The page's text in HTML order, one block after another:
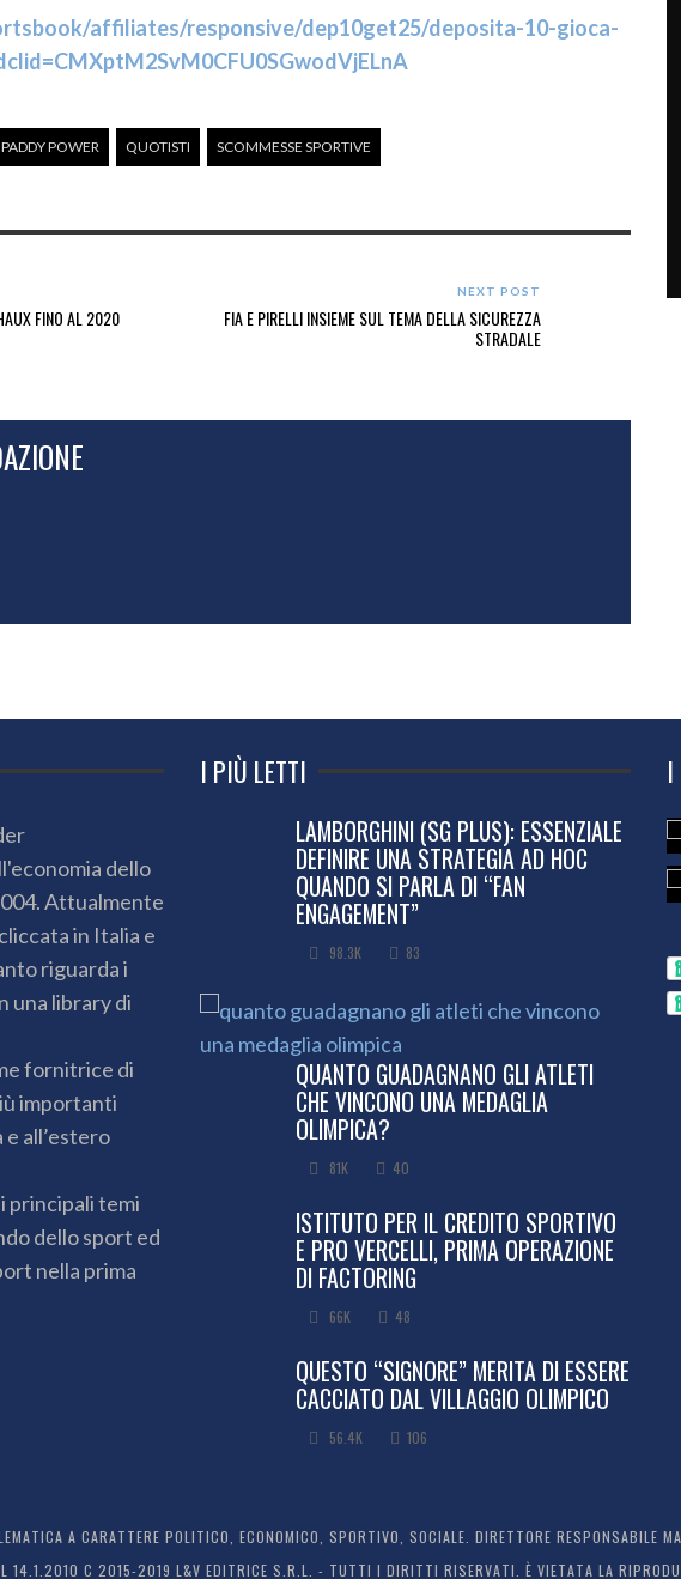
affiliates/responsive/dep10get25/deposita-10-gioca-
PADDY POWER QUOTISTI SCOMMESSE SPORTIVE
FINO AL 2020
NEXT POST
FIA E PIRELLI INSIEME SUL TEMA DELLA SICUREZZA
STRADALE
dello
Attualmente
in Italia e
riguarda i
una library di
fornitrice di
importanti
all’estero
principali temi
dello sport ed
nella prima
I PIÙ LETTI
LAMBORGHINI (SG PLUS): ESSENZIALE
DEFINIRE UNA STRATEGIA AD HOC
QUANDO SI PARLA DI “FAN
ENGAGEMENT”
98.3K 83
QUANTO GUADAGNANO GLI ATLETI
CHE VINCONO UNA MEDAGLIA
OLIMPICA?
81K 40
ISTITUTO PER IL CREDITO SPORTIVO
E PRO VERCELLI, PRIMA OPERAZIONE
DI FACTORING
66K 48
QUESTO “SIGNORE” MERITA DI ESSERE
CACCIATO DAL VILLAGGIO OLIMPICO
56.4K 106
I
A CARATTERE POLITICO, ECONOMICO, SPORTIVO, SOCIALE. DIRETTORE
C 2015-2019 L&V EDITRICE S.R.L. - TUTTI I DIRITTI RISERVATI. È VIETATA LA